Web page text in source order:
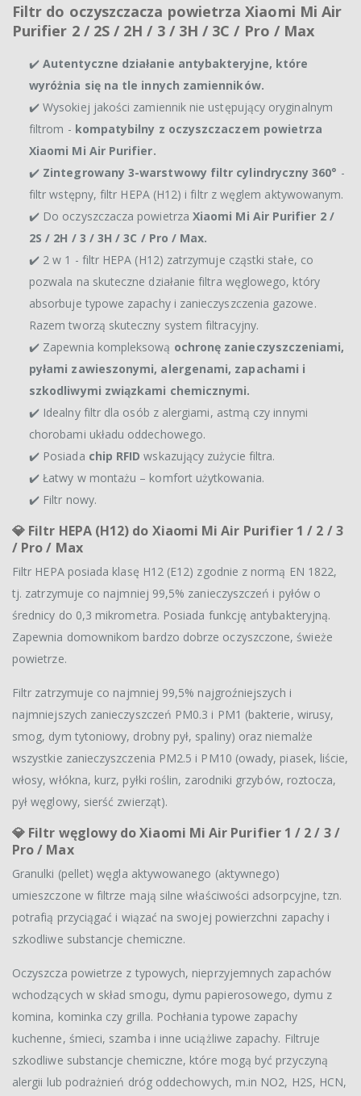
Filtr do oczyszczacza powietrza Xiaomi Mi Air
Purifier 2 / 2S / 2H / 3 / 3H / 3C / Pro / Max
✔️Autentyczne działanie antybakteryjne, które
wyróżnia się na tle innych zamienników.
✔️ Wysokiej jakości zamiennik nie ustępujący oryginalnym
filtrom - kompatybilny z oczyszczaczem powietrza
Xiaomi Mi Air Purifier.
✔️ Zintegrowany 3-warstwowy filtr cylindryczny 360° -
filtr wstępny, filtr HEPA (H12) i filtr z węglem aktywowanym.
✔️ Do oczyszczacza powietrza Xiaomi Mi Air Purifier 2 /
2S / 2H / 3 / 3H / 3C / Pro / Max.
✔️ 2 w 1 - filtr HEPA (H12) zatrzymuje cząstki stałe, co
pozwala na skuteczne działanie filtra węglowego, który
absorbuje typowe zapachy i zanieczyszczenia gazowe.
Razem tworzą skuteczny system filtracyjny.
✔️ Zapewnia kompleksową ochronę zanieczyszczeniami,
pyłami zawieszonymi, alergenami, zapachami i
szkodliwymi związkami chemicznymi.
✔️ Idealny filtr dla osób z alergiami, astmą czy innymi
chorobami układu oddechowego.
✔️ Posiada chip RFID wskazujący zużycie filtra.
✔️ Łatwy w montażu – komfort użytkowania.
✔️ Filtr nowy.
💎 Filtr HEPA (H12) do Xiaomi Mi Air Purifier 1 / 2 / 3
/ Pro / Max
Filtr HEPA posiada klasę H12 (E12) zgodnie z normą EN 1822,
tj. zatrzymuje co najmniej 99,5% zanieczyszczeń i pyłów o
średnicy do 0,3 mikrometra. Posiada funkcję antybakteryjną.
Zapewnia domownikom bardzo dobrze oczyszczone, świeże
powietrze.
Filtr zatrzymuje co najmniej 99,5% najgroźniejszych i
najmniejszych zanieczyszczeń PM0.3 i PM1 (bakterie, wirusy,
smog, dym tytoniowy, drobny pył, spaliny) oraz niemalże
wszystkie zanieczyszczenia PM2.5 i PM10 (owady, piasek, liście,
włosy, włókna, kurz, pyłki roślin, zarodniki grzybów, roztocza,
pył węglowy, sierść zwierząt).
💎 Filtr węglowy do Xiaomi Mi Air Purifier 1 / 2 / 3 /
Pro / Max
Granulki (pellet) węgla aktywowanego (aktywnego)
umieszczone w filtrze mają silne właściwości adsorpcyjne, tzn.
potrafią przyciągać i wiązać na swojej powierzchni zapachy i
szkodliwe substancje chemiczne.
Oczyszcza powietrze z typowych, nieprzyjemnych zapachów
wchodzących w skład smogu, dymu papierosowego, dymu z
komina, kominka czy grilla. Pochłania typowe zapachy
kuchenne, śmieci, szamba i inne uciążliwe zapachy. Filtruje
szkodliwe substancje chemiczne, które mogą być przyczyną
alergii lub podrażnień dróg oddechowych, m.in NO2, H2S, HCN,